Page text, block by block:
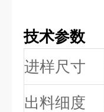
技术参数
进样尺寸
出料细度